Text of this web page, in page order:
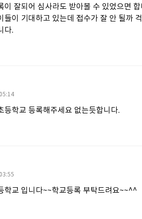
이 잘되어 심사라도 받아볼 수 있었으면 합
들이 기대하고 있는데 접수가 잘 안 될까
다.
등학교 등록해주세요 없는듯합니다.
학교 입니다~~학교등록 부탁드려요~~^^